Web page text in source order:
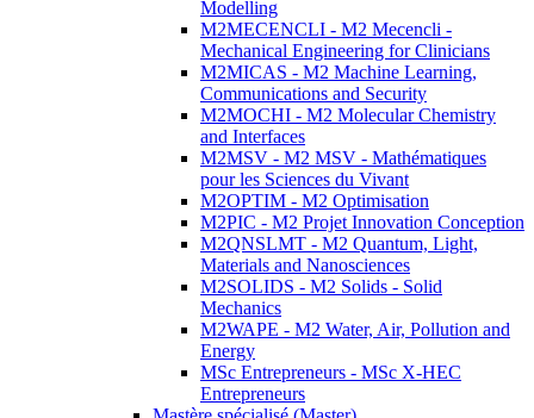
Modelling
M2MECENCLI - M2 Mecencli -
Mechanical Engineering for Clinicians
M2MICAS - M2 Machine Learning,
Communications and Security
M2MOCHI - M2 Molecular Chemistry
and Interfaces
M2MSV - M2 MSV - Mathématiques
pour les Sciences du Vivant
M2OPTIM - M2 Optimisation
M2PIC - M2 Projet Innovation Conception
M2QNSLMT - M2 Quantum, Light,
Materials and Nanosciences
M2SOLIDS - M2 Solids - Solid
Mechanics
M2WAPE - M2 Water, Air, Pollution and
Energy
MSc Entrepreneurs - MSc X-HEC
Entrepreneurs